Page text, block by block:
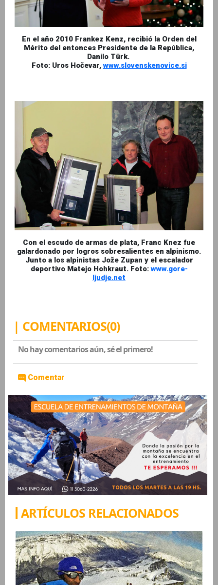
En el año 2010 Frankez Kenz, recibió la Orden del
Mérito del entonces Presidente de la República,
Danilo Türk.
Foto: Uros Hočevar,www.slovenskenovice.si
Con el escudo de armas de plata, Franc Knez fue
galardonado por logros sobresalientes en alpinismo.
Junto a los alpinistas Jože Zupan y el escalador
deportivo Matejo Hohkraut. Foto:www.gore-
ljudje.net
| COMENTARIOS(0)
No hay comentarios aún, sé el primero!
Comentar
ARTÍCULOS RELACIONADOS